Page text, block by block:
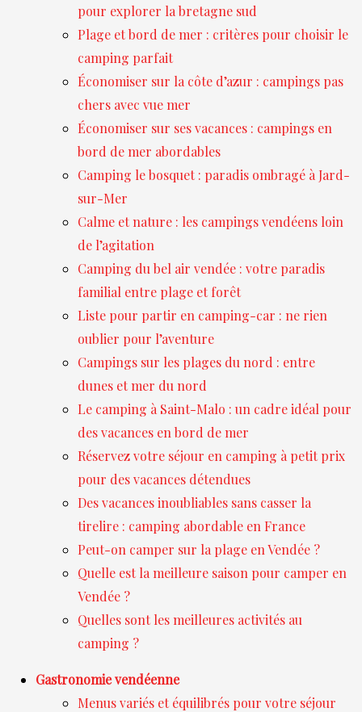
pour explorer la bretagne sud
Plage et bord de mer : critères pour choisir le
camping parfait
Économiser sur la côte d’azur : campings pas
chers avec vue mer
Économiser sur ses vacances : campings en
bord de mer abordables
Camping le bosquet : paradis ombragé à Jard-
sur-Mer
Calme et nature : les campings vendéens loin
de l’agitation
Camping du bel air vendée : votre paradis
familial entre plage et forêt
Liste pour partir en camping-car : ne rien
oublier pour l’aventure
Campings sur les plages du nord : entre
dunes et mer du nord
Le camping à Saint-Malo : un cadre idéal pour
des vacances en bord de mer
Réservez votre séjour en camping à petit prix
pour des vacances détendues
Des vacances inoubliables sans casser la
tirelire : camping abordable en France
Peut-on camper sur la plage en Vendée ?
Quelle est la meilleure saison pour camper en
Vendée ?
Quelles sont les meilleures activités au
camping ?
Gastronomie vendéenne
Menus variés et équilibrés pour votre séjour